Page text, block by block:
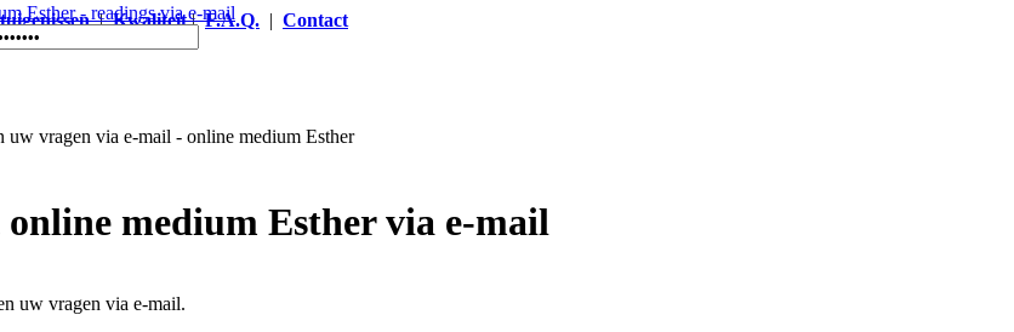
|Kwaliteit|F.A.Q. | Contact
via e-mail
online medium Esther via e-mail
uw vragen via e-mail.